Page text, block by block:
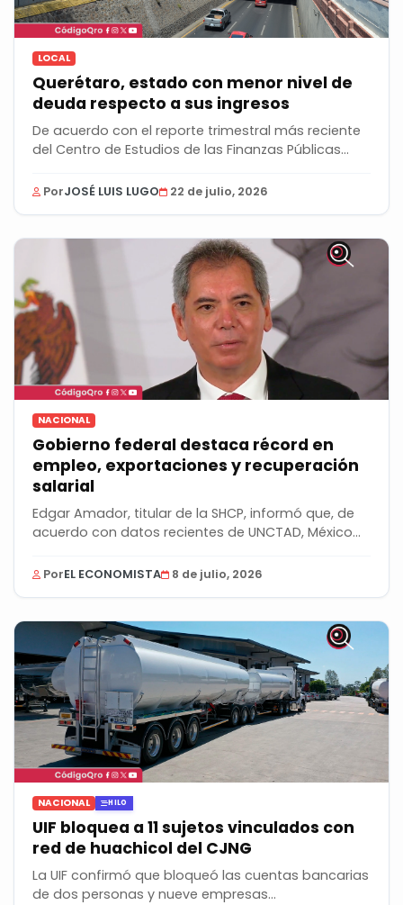
LOCAL
Querétaro, estado con menor nivel de
deuda respecto a sus ingresos
De acuerdo con el reporte trimestral más reciente
del Centro de Estudios de las Finanzas Públicas...
PorJOSÉ LUIS LUGO 22 de julio, 2026
NACIONAL
Gobierno federal destaca récord en
empleo, exportaciones y recuperación
salarial
Edgar Amador, titular de la SHCP, informó que, de
acuerdo con datos recientes de UNCTAD, México...
PorEL ECONOMISTA 8 de julio, 2026
NACIONAL HILO
UIF bloquea a 11 sujetos vinculados con
red de huachicol del CJNG
La UIF confirmó que bloqueó las cuentas bancarias
de dos personas y nueve empresas